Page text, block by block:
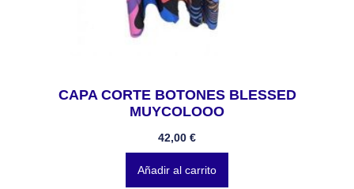
CAPA CORTE BOTONES BLESSED
MUYCOLOOO
42,00 €
Añadir al carrito